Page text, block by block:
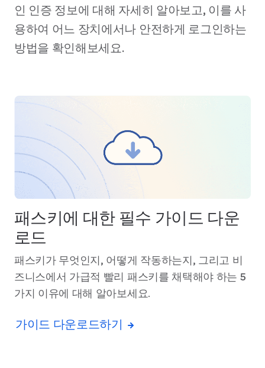
인 인증 정보에 대해 자세히 알아보고, 이를 사
용하여 어느 장치에서나 안전하게 로그인하는
방법을 확인해보세요.
패스키에 대한 필수 가이드 다운
로드
패스키가 무엇인지, 어떻게 작동하는지, 그리고 비
즈니스에서 가급적 빨리 패스키를 채택해야 하는 5
가지 이유에 대해 알아보세요.
가이드 다운로드하기